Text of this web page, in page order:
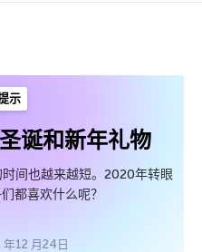
示
诞和新年礼物
间也越来越短。2020年转眼
都喜欢什么呢？
年12 月24日